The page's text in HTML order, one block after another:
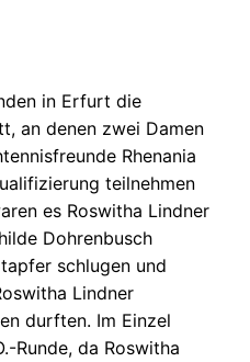
in Erfurt die
an denen zwei Damen
Rhenania
teilnehmen
es Roswitha Lindner
Dohrenbusch
schlugen und
Lindner
durften. Im Einzel
Runde, da Roswitha